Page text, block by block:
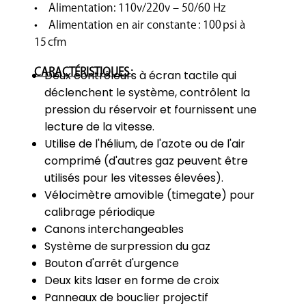
• Alimentation: 110v/220v – 50/60 Hz
• Alimentation en air constante : 100 psi à
15 cfm
CARACTÉRISTIQUES :
Deux contrôleurs à écran tactile qui
déclenchent le système, contrôlent la
pression du réservoir et fournissent une
lecture de la vitesse.
Utilise de l'hélium, de l'azote ou de l'air
comprimé (d'autres gaz peuvent être
utilisés pour les vitesses élevées).
Vélocimètre amovible (timegate) pour
calibrage périodique
Canons interchangeables
Système de surpression du gaz
Bouton d'arrêt d'urgence
Deux kits laser en forme de croix
Panneaux de bouclier projectif